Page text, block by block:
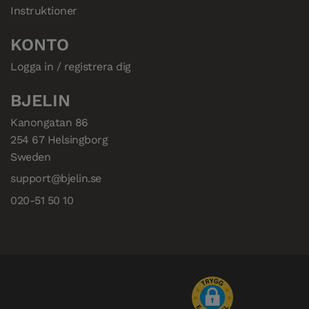
Instruktioner
KONTO
Logga in / registrera dig
BJELIN
Kanongatan 86
254 67 Helsingborg
Sweden
support@bjelin.se
020-51 50 10